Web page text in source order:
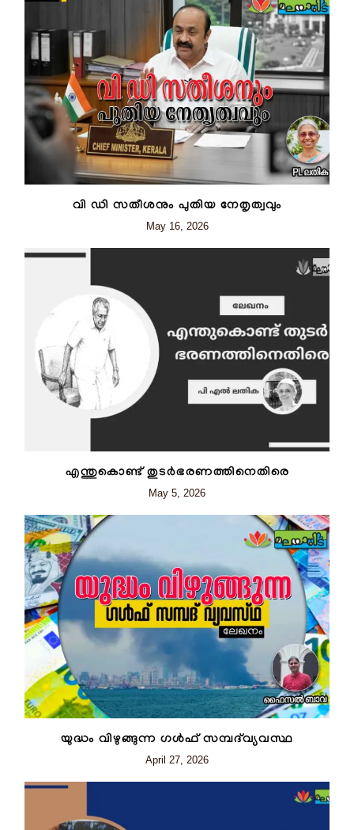
വി ഡി സതീശനും പുതിയ നേതൃത്വവും
May 16, 2026
എന്തുകൊണ്ട് തുടർഭരണത്തിനെതിരെ
May 5, 2026
യുദ്ധം വിഴുങ്ങുന്ന ഗൾഫ് സമ്പദ്‌വ്യവസ്ഥ
April 27, 2026